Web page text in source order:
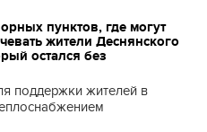
пунктов, где могут
жители Деснянского
остался без
поддержки жителей в